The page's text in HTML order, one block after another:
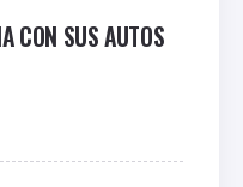
CON SUS AUTOS